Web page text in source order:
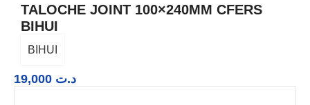
TALOCHE JOINT 100×240MM CFERS
BIHUI
BIHUI
د.ت